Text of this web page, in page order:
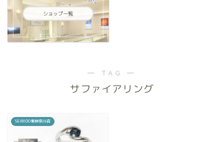
ショップ一覧
― TAG ―
サファイアリング
SEIBIDO東神奈川店